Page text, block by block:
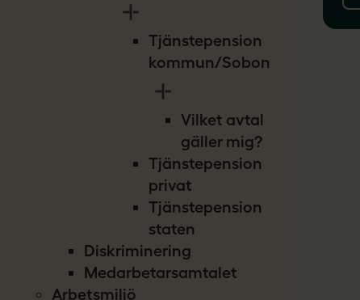
Tjänstepension
kommun/Sobona
Vilket avtal
gäller mig?
Tjänstepension
privat
Tjänstepension
staten
Diskriminering
Medarbetarsamtalet
Arbetsmiljö